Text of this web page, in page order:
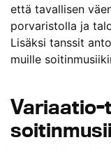
että tavallisen
porvaristolla ja
Lisäksi tanssit
muille
Variaatio-